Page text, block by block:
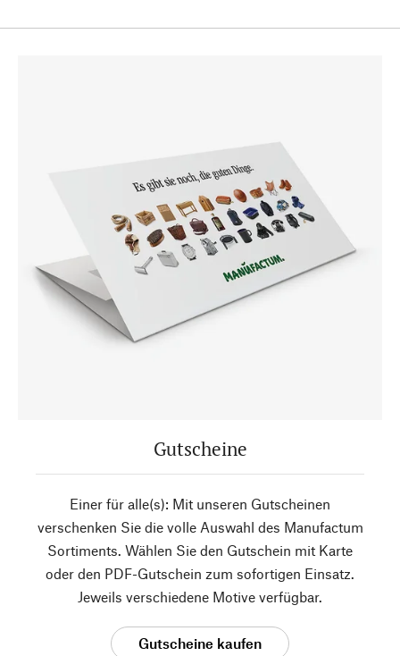
Gutscheine
Einer für alle(s): Mit unseren Gutscheinen
verschenken Sie die volle Auswahl des Manufactum
Sortiments. Wählen Sie den Gutschein mit Karte
oder den PDF-Gutschein zum sofortigen Einsatz.
Jeweils verschiedene Motive verfügbar.
Gutscheine kaufen